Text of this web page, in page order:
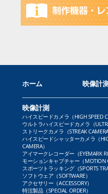
ホーム 映像計
映像計測
ハイスピードカメラ（HIGH SPEED
ウルトラハイスピードカメラ（
ストリークカメラ（STREAK CAMERA
ハイスピードシャッターカメラ（
CAMERA）
アイマークレコーダー（EYEMARK
モーションキャプチャー（MOTION
スポーツトラッキング（SPORTS
ソフトウェア（SOFTWARE）
アクセサリー（ACCESSORY）
特注製品（SPECIAL ORDER）